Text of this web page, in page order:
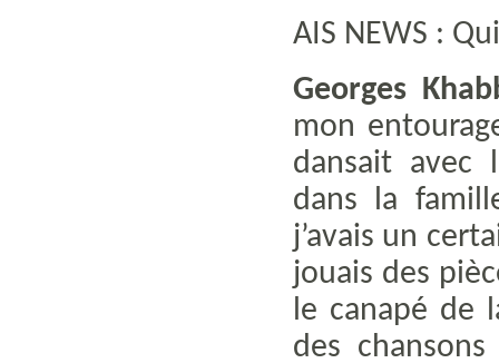
AIS NEWS :
Georges
mon
dansait avec
dans la
j’avais un
jouais des
le canapé de
des